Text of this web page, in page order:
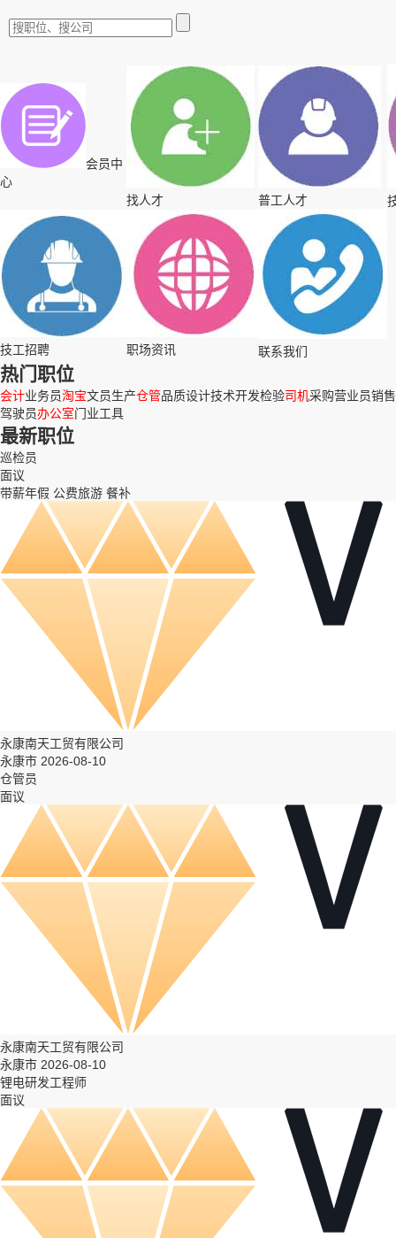
会员中
心
找人才
普工人才
技工招聘 职场资讯 联系我们
热门职位
会计业务员淘宝文员生产仓管品质设计技术开发检验司机采购营业员销售
驾驶员办公室门业工具
最新职位
巡检员
面议
带薪年假 公费旅游 餐补
永康南天工贸有限公司
永康市 2026-08-10
仓管员
面议
永康南天工贸有限公司
永康市 2026-08-10
锂电研发工程师
面议